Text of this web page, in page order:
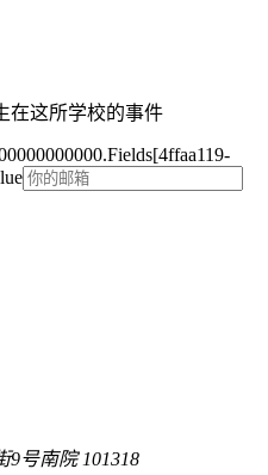
在这所学校的事件
号南院 101318